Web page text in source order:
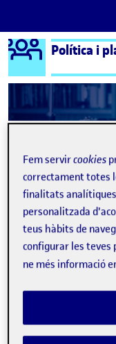
Saltar al contingut
Logo Ágora
Política i
8
Publicat per
Quelic Berga
Visibilitat:
Públic-Data de
8 Set.
Fem servircookies
correctament totes
finalitats
personalitzada
teus hàbits de
configurar les teves
ne més informació